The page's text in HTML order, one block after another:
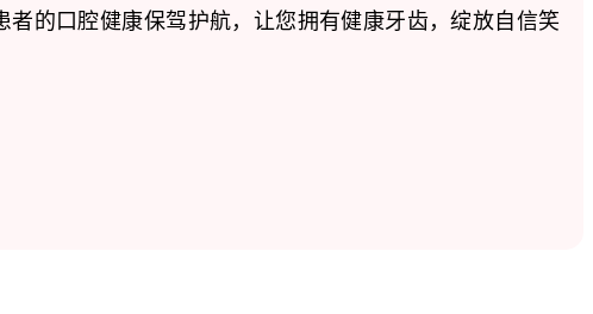
的口腔健康保驾护航，让您拥有健康牙齿，绽放自信笑